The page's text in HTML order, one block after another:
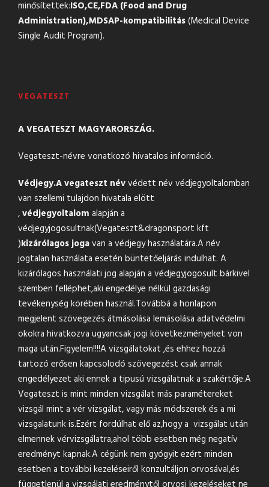
minősítettek:ISO,CE,FDA (Food and Drug
Administration),MDSAP-kompatibilitás(Medical Device
Single Audit Program).
VEGATESZT
A VEGATESZT MAGYARORSZÁG.
Vegateszt-névre vonatkozó hivatalos információ.
Védjegy.A vegateszt névvédett név védjegyoltalomban
van szellemi tulajdon hivatala elött
,védjegyoltalom alapján a
védjegyjogosultnak(Vegateszt&dragonsport kft
)kizárólagos jogavan a védjegy használatára.A név
jogtalan használata esetén büntetőeljárás indulhat. A
kizárólagos használati jog alapján a védjegyjogosult bárkivel
szemben felléphet,aki engedélye nélkül gazdasági
tevékenység körében használ.Továbbá a honlapon
megjelent szövegezés átmásolása lemásolása adatvédelmi
okokra hivatkozva ugyancsak jogi következményeket von
maga után.Figyelem!!!!A vizsgálatokat ,és ehhez hozzá
tartozó erősen kapcsolodó szövegezést csak annak
engedélyezet aki ennek a tipusú vizsgálatnak a szakértője.A
Vegateszt is mint minden vizsgálat más paramétereket
vizsgál mint a vér vizsgálat, vagy más módszerek és a mi
vizsgalatunk is.Ezért fordúlhat elő az,hogy a vizsgálat után
elmennek vérvizsgálatra,ahol több esetben még negatív
eredményt kapnak.A cégünk nem gyógyit ezért minden
esetben a további kezeléseiről konzultáljon orvosával,és